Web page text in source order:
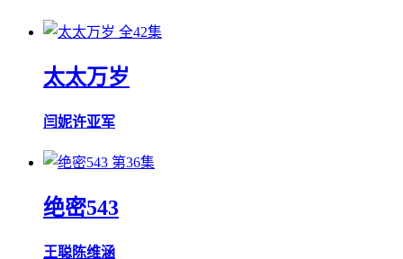
全42集
太太万岁
闫妮许亚军
第36集
绝密543
王聪陈维涵